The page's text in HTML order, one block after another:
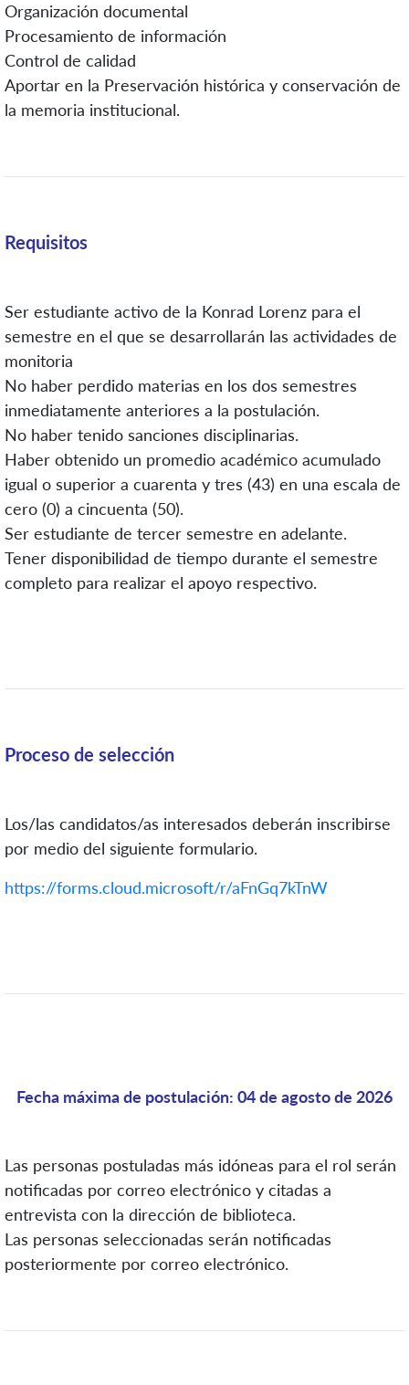
Organización documental
Procesamiento de información
Control de calidad
Aportar en la Preservación histórica y conservación de
la memoria institucional.
Requisitos
Ser estudiante activo de la Konrad Lorenz para el
semestre en el que se desarrollarán las actividades de
monitoria
No haber perdido materias en los dos semestres
inmediatamente anteriores a la postulación.
No haber tenido sanciones disciplinarias.
Haber obtenido un promedio académico acumulado
igual o superior a cuarenta y tres (43) en una escala de
cero (0) a cincuenta (50).
Ser estudiante de tercer semestre en adelante.
Tener disponibilidad de tiempo durante el semestre
completo para realizar el apoyo respectivo.
Proceso de selección
Los/las candidatos/as interesados deberán inscribirse
por medio del siguiente formulario.
https://forms.cloud.microsoft/r/aFnGq7kTnW
Fecha máxima de postulación: 04 de agosto de 2026
Las personas postuladas más idóneas para el rol serán
notificadas por correo electrónico y citadas a
entrevista con la dirección de biblioteca.
Las personas seleccionadas serán notificadas
posteriormente por correo electrónico.